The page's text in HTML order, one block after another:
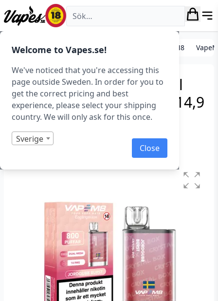
Welcome to Vapes.se!
We've noticed that you're accessing this
page outside Sweden. In order for you to
get the correct pricing and best
experience, please select your shipping
country. We will only ask for this once.
Sverige
Close
Vapes.se
E-cigarett startkit/paket Engångs vape VapeM8
VapeM8 Crystal Box Dual
Mesh – Jordgubb Burst (14,9
mg, Engångs vape)
Art.nr: 43117
Slut i lager